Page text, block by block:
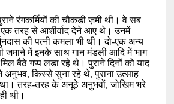
रंगकर्मियों की चौकडी ज़मी थी। वे सब
एक तरह से आशीर्वाद देने आए थे। उनमें
की पत्नी कमला भी थी। दो-एक अन्य
जमाने में इनके साथ गान मंडली आदि में भाग
बैठे गप्प लडा रहे थे। पुराने दिनों को याद
अनुभव, किस्से सुना रहे थे, पुराना उत्साह
था। तरह-तरह के अनूठे अनुभवों, जोखिम भरे
थी।